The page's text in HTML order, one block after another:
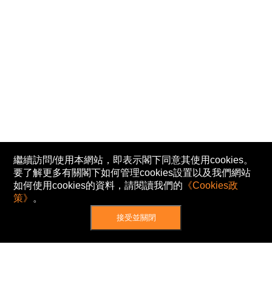
繼續訪問/使用本網站，即表示閣下同意其使用cookies。
要了解更多有關閣下如何管理cookies設置以及我們網站
如何使用cookies的資料，請閱讀我們的 《Cookies政
策》 。
接受並關閉